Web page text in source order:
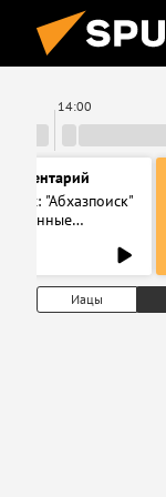
14:00
"Абхазпоиск"
Иацы